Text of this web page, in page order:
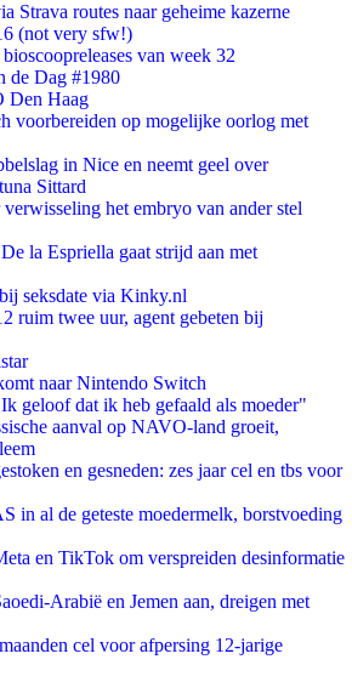
Strava routes naar geheime kazerne
(not very sfw!)
van week 32
de Dag #1980
Den Haag
voorbereiden op mogelijke oorlog met
in Nice en neemt geel over
Sittard
het embryo van ander stel
la Espriella gaat strijd aan met
seksdate via Kinky.nl
ruim twee uur, agent gebeten bij
naar Nintendo Switch
geloof dat ik heb gefaald als moeder"
aanval op NAVO-land groeit,
en gesneden: zes jaar cel en tbs voor
in al de geteste moedermelk, borstvoeding
en TikTok om verspreiden desinformatie
Arabië en Jemen aan, dreigen met
cel voor afpersing 12-jarige